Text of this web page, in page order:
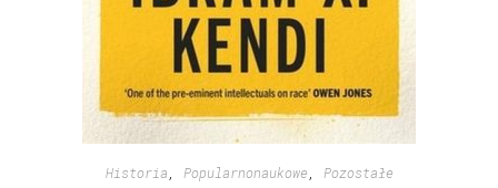
Historia, Popularnonaukowe, Pozostałe